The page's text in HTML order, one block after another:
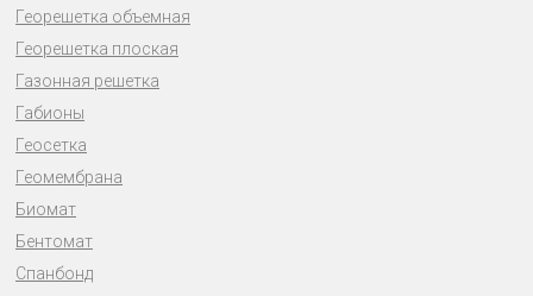
Георешетка объемная
Георешетка плоская
Газонная решетка
Габионы
Геосетка
Геомембрана
Биомат
Бентомат
Спанбонд